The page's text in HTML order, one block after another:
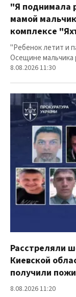
"Я поднимала
мамой
комплексе
"Ребенок летит и
Осещине мальчика
8.08.2026 11:30
Расстреляли
Киевской
получили
8.08.2026 11:20